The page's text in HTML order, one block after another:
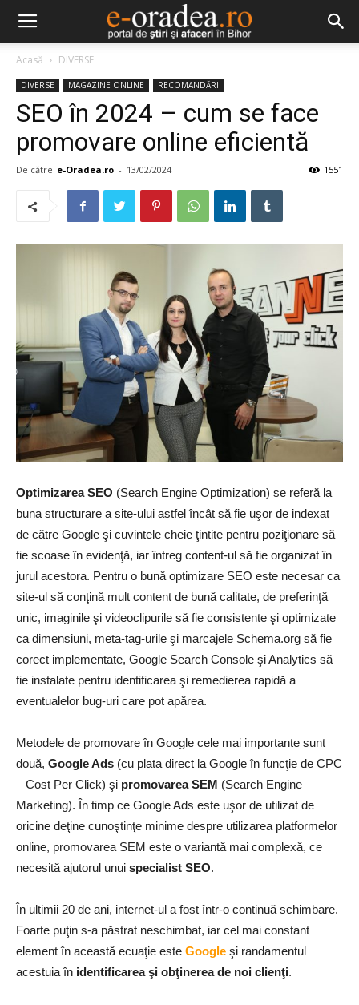
Acasă DIVERSE
DIVERSE MAGAZINE ONLINE RECOMANDĂRI
SEO în 2024 – cum se face
promovare online eficientă
De către e-Oradea.ro - 13/02/2024 1551
Optimizarea SEO (Search Engine Optimization) se referă la
buna structurare a site-ului astfel încât să fie uşor de indexat
de către Google şi cuvintele cheie ţintite pentru poziţionare să
fie scoase în evidenţă, iar întreg content-ul să fie organizat în
jurul acestora. Pentru o bună optimizare SEO este necesar ca
site-ul să conţină mult content de bună calitate, de preferinţă
unic, imaginile şi videoclipurile să fie consistente şi optimizate
ca dimensiuni, meta-tag-urile şi marcajele Schema.org să fie
corect implementate, Google Search Console şi Analytics să
fie instalate pentru identificarea şi remedierea rapidă a
eventualelor bug-uri care pot apărea.
Metodele de promovare în Google cele mai importante sunt
două, Google Ads (cu plata direct la Google în funcţie de CPC
– Cost Per Click) şi promovarea SEM (Search Engine
Marketing). În timp ce Google Ads este uşor de utilizat de
oricine deţine cunoştinţe minime despre utilizarea platformelor
online, promovarea SEM este o variantă mai complexă, ce
necesită ajutorul unui specialist SEO.
În ultimii 20 de ani, internet-ul a fost într-o continuă schimbare.
Foarte puţin s-a păstrat neschimbat, iar cel mai constant
element în această ecuaţie este Google şi randamentul
acestuia în identificarea şi obţinerea de noi clienţi.